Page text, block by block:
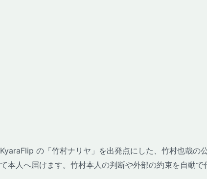
KyaraFlip の「竹村ナリヤ」を出発点にした、竹村也哉の
て本人へ届けます。竹村本人の判断や外部の約束を自動で